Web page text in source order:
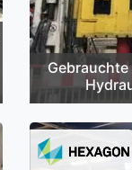
Gebrauchte